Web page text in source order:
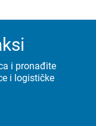
i pronađite
i logističke